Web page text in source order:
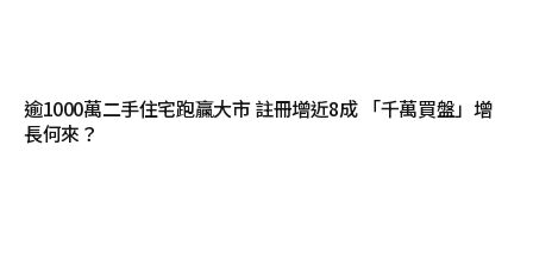
逾1000萬二手住宅跑贏大市 註冊增近8成 「千萬買盤」增
長何來？